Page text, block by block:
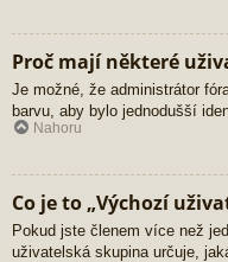
Proč mají některé
Je možné, že administrátor
barvu, aby bylo jednodušší
Nahoru
Co je to „Výchozí
Pokud jste členem více než
uživatelská skupina určuje,